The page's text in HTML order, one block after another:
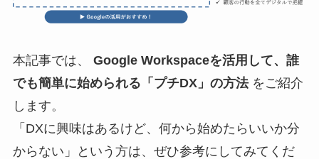
本記事では、 Google Workspaceを活用して、誰
でも簡単に始められる「プチDX」の方法をご紹介
します。
「DXに興味はあるけど、何から始めたらいいか分
からない」という方は、ぜひ参考にしてみてくだ